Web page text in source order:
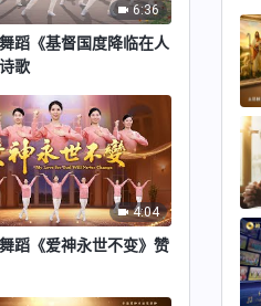
6:36
蹈《基督国度降临在人
歌
4:04
蹈《爱神永世不变》赞